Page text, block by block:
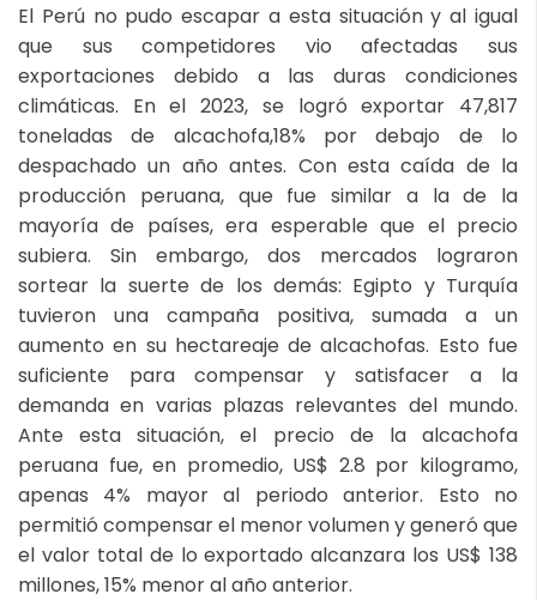
El Perú no pudo escapar a esta situación y al igual
que sus competidores vio afectadas sus
exportaciones debido a las duras condiciones
climáticas. En el 2023, se logró exportar 47,817
toneladas de alcachofa,18% por debajo de lo
despachado un año antes. Con esta caída de la
producción peruana, que fue similar a la de la
mayoría de países, era esperable que el precio
subiera. Sin embargo, dos mercados lograron
sortear la suerte de los demás: Egipto y Turquía
tuvieron una campaña positiva, sumada a un
aumento en su hectareaje de alcachofas. Esto fue
suficiente para compensar y satisfacer a la
demanda en varias plazas relevantes del mundo.
Ante esta situación, el precio de la alcachofa
peruana fue, en promedio, US$ 2.8 por kilogramo,
apenas 4% mayor al periodo anterior. Esto no
permitió compensar el menor volumen y generó que
el valor total de lo exportado alcanzara los US$ 138
millones, 15% menor al año anterior.